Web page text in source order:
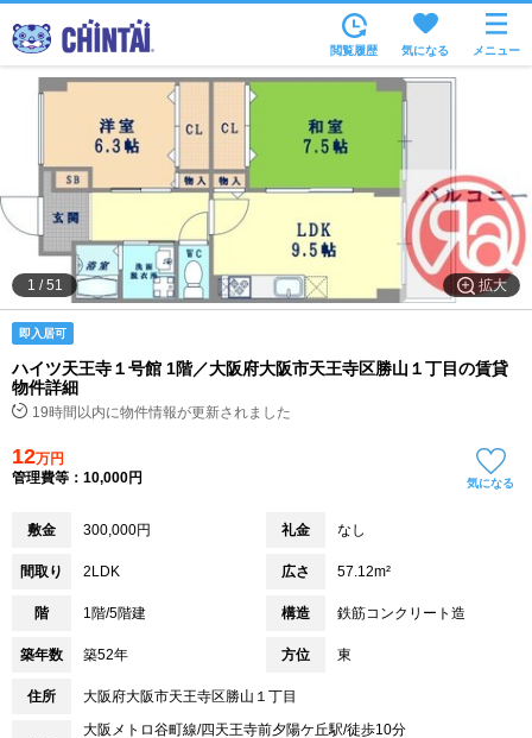
沿線・駅から
住所から
家賃相場から
物件特集から
不動産会社から
閲覧履歴 気になる メニュー
拡大
1 /51
即入居可
ハイツ天王寺１号館 1階／大阪府大阪市天王寺区勝山１丁目の賃貸
物件詳細
19時間以内に物件情報が更新されました
12万円
管理費等：10,000円
気になる
敷金 300,000円 礼金 なし
間取り 2LDK 広さ 57.12m²
階 1階/5階建 構造 鉄筋コンクリート造
築年数 築52年 方位 東
住所 大阪府大阪市天王寺区勝山１丁目
大阪メトロ谷町線/四天王寺前夕陽ケ丘駅/徒歩10分